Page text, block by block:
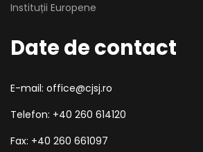
Instituții Europene
Date de contact
E-mail: office@cjsj.ro
Telefon: +40 260 614120
Fax: +40 260 661097